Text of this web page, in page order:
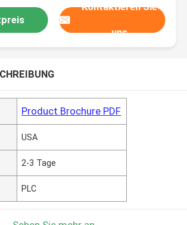
Kontaktieren Sie
uns
Product Brochure PDF
USA
2-3 Tage
PLC